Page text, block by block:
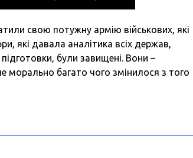
свою потужну армію військових, які
які давала аналітика всіх держав,
були завищені. Вони –
морально багато чого змінилося з того